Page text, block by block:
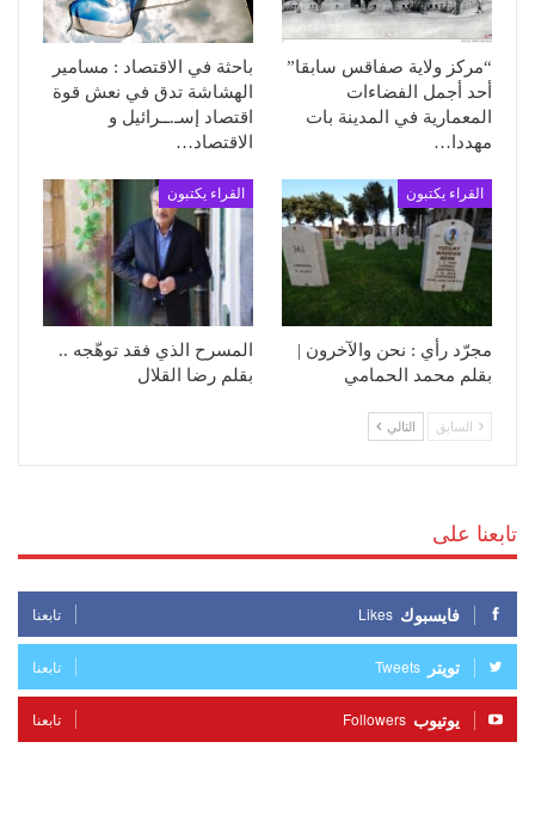
“مركز ولاية صفاقس سابقا”
أحد أجمل الفضاءات
المعمارية في المدينة بات
مهددا…
باحثة في الاقتصاد : مسامير
الهشاشة تدق في نعش قوة
اقتصاد إسـ.ــرائيل و
الاقتصاد…
القراء يكتبون
مجرّد رأي : نحن والآخرون |
بقلم محمد الحمامي
القراء يكتبون
المسرح الذي فقد توهّجه ..
بقلم رضا القلال
السابق التالي
تابعنا على
فايسبوك Likes تابعنا
تويتر Tweets تابعنا
يوتيوب Followers تابعنا